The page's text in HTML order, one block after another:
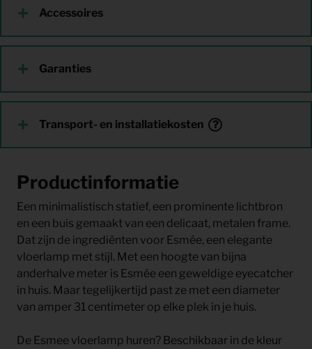
Accessoires
Garanties
Transport- en installatiekosten
Productinformatie
Een minimalistisch statief, een prominente lichtbron
en een buis gemaakt van een delicaat, metalen frame.
Dat zijn de ingrediënten voor Esmée, een elegante
vloerlamp met stijl. Met een hoogte van bijna
anderhalve meter is Esmée een geweldige eyecatcher
in huis. Maar tegelijkertijd past ze met een diameter
van amper 31 centimeter op elke plek in je huis.
De Esmee vloerlamp huren? Beschikbaar in de kleur